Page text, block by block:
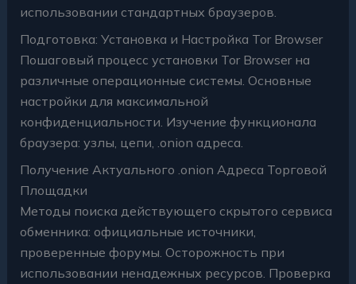
использовании стандартных браузеров.
Подготовка: Установка и Настройка Tor Browser
Пошаговый процесс установки Tor Browser на
различные операционные системы. Основные
настройки для максимальной
конфиденциальности. Изучение функционала
браузера: узлы, цепи, .onion адреса.
Получение Актуального .onion Адреса Торговой
Площадки
Методы поиска действующего скрытого сервиса
обменника: официальные источники,
проверенные форумы. Осторожность при
использовании ненадежных ресурсов. Проверка